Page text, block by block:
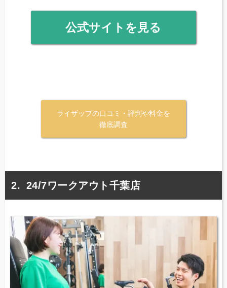
公式サイトを見る
ライザップの口コミ・評判や料金を
徹底調査
24/7ワークアウト千葉店